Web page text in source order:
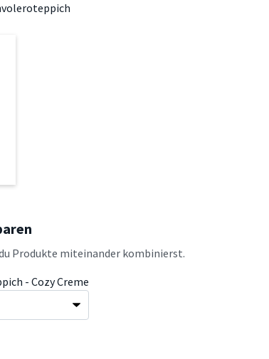
Produkte miteinander kombinierst.
- Cozy Creme